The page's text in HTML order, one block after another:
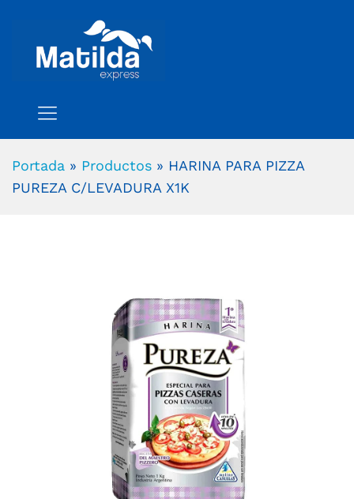
Portada » Productos » HARINA PARA PIZZA
PUREZA C/LEVADURA X1K